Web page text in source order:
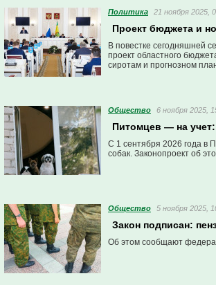
Политика 21 ноября 2025,
Проект бюджета и
В повестке сегодняшней
проект областного
сиротам и прогнозном
Общество 6 ноября 2025,
Питомцев — на
С 1 сентября 2026 года в
собак. Законопроект об
Общество 5 ноября 2025,
Закон подписан:
Об этом сообщают